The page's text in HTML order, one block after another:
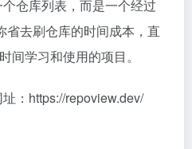
仓库列表，而是一个经过
省去刷仓库的时间成本，直
间学习和使用的项目。
：https://repoview.dev/